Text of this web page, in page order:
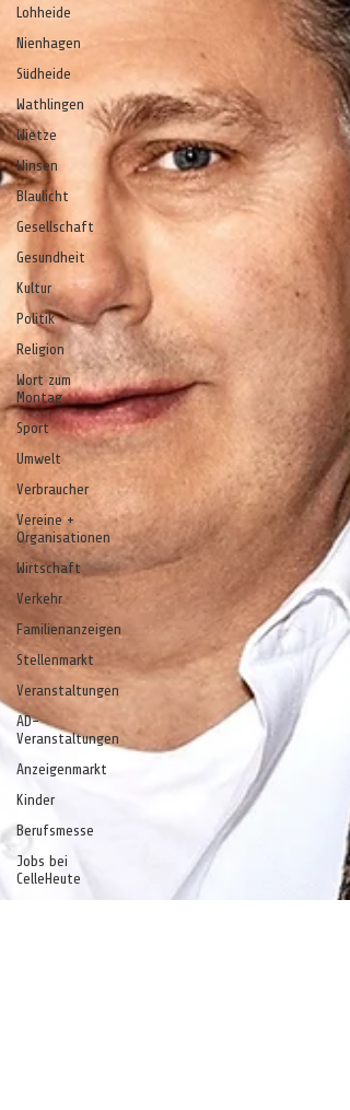
Lohheide
Nienhagen
Südheide
Wathlingen
Wietze
Winsen
Blaulicht
Gesellschaft
Gesundheit
Kultur
Politik
Religion
Wort zum
Montag
Sport
Umwelt
Verbraucher
Vereine +
Organisationen
Wirtschaft
Verkehr
Familienanzeigen
Stellenmarkt
Veranstaltungen
AD-
Veranstaltungen
Anzeigenmarkt
Kinder
Berufsmesse
Jobs bei
CelleHeute